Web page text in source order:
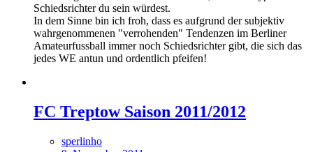
Schiedsrichter du sein würdest.
In dem Sinne bin ich froh, dass es aufgrund der subjektiv
wahrgenommenen "verrohenden" Tendenzen im Berliner
Amateurfussball immer noch Schiedsrichter gibt, die sich das
jedes WE antun und ordentlich pfeifen!
FC Treptow Saison 2011/2012
sperlinho